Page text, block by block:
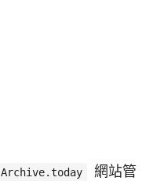
Archive.today
網站管